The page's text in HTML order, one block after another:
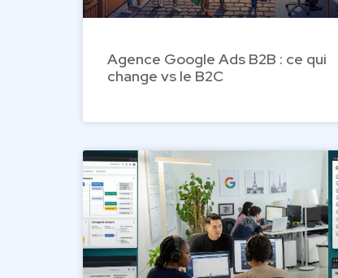
Agence Google Ads B2B : ce qui
change vs le B2C